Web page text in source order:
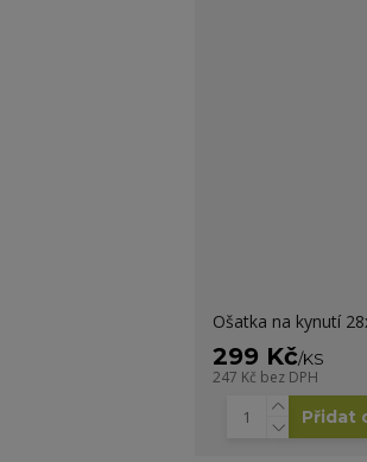
Ošatka na kynutí
299 Kč/KS
247 Kč bez DPH
Přidat